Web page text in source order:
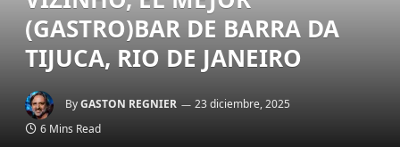
(GASTRO)BAR DE BARRA DA
TIJUCA, RIO DE JANEIRO
ByGASTON REGNIER
23 diciembre, 2025
6 Mins Read